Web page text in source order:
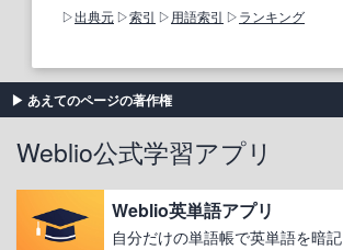
出典元 索引 用語索引 ランキング
あえてのページの著作権
Weblio公式学習アプリ
Weblio英単語アプリ
自分だけの単語帳で英単語を暗記